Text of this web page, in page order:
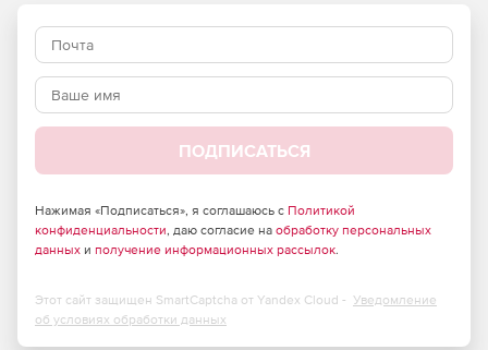
пакета, hex-dump несущих данных пакетов) для любого
набора URB. Встроенный в USB Monitor Pro механизм
поиска позволяет быстро отыскать необходимую
информацию. Более того, механизм фильтрации
вывод только нужных данных. Программа USB Monitor Pro
необходима разработчику встроенного ПО и драйверов
ПОДПИСАТЬСЯ
Нажимая «Подписаться», я соглашаюсь с Политикой
конфиденциальности, даю согласие на обработку персональных
данных и получение информационных рассылок.
Этот сайт защищен SmartCaptcha от Yandex Cloud - Уведомление
об условиях обработки данных